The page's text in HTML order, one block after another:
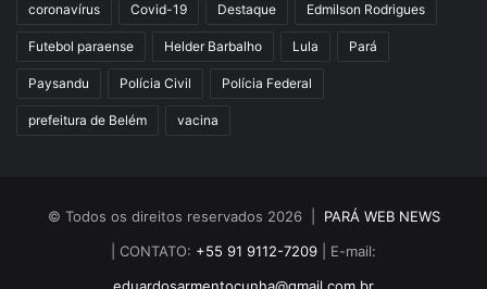
coronavírus Covid-19 Destaque Edmilson Rodrigues
Futebol paraense Helder Barbalho Lula Pará
Paysandu Polícia Civil Polícia Federal
prefeitura de Belém vacina
© Todos os direitos reservados 2026 | PARÁ WEB NEWS
| CONTATO: +55 91 9112-7209 | E-mail: